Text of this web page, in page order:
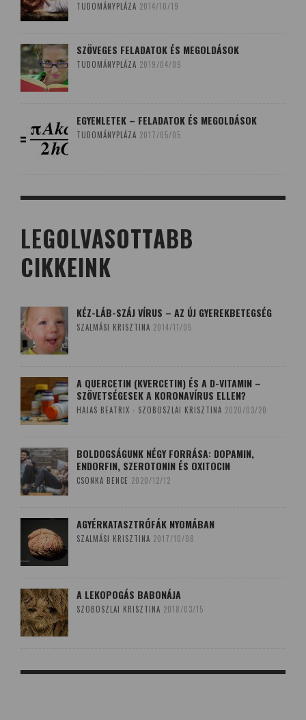
TUDOMÁNYPLÁZA 2014/10/19
SZÖVEGES FELADATOK ÉS MEGOLDÁSOK
TUDOMÁNYPLÁZA 2019/04/09
EGYENLETEK – FELADATOK ÉS MEGOLDÁSOK
TUDOMÁNYPLÁZA 2017/05/05
LEGOLVASOTTABB
CIKKEINK
KÉZ-LÁB-SZÁJ VÍRUS – AZ ÚJ GYEREKBETEGSÉG
SZALMÁSI KRISZTINA 2014/11/05
A QUERCETIN (KVERCETIN) ÉS A D-VITAMIN –
SZÖVETSÉGESEK A KORONAVÍRUS ELLEN?
HAJAS BEATRIX - SZOBOSZLAI KRISZTINA 2020/03/20
BOLDOGSÁGUNK NÉGY FORRÁSA: DOPAMIN,
ENDORFIN, SZEROTONIN ÉS OXITOCIN
CSONKA BENCE 2020/12/12
AGYÉRKATASZTRÓFÁK NYOMÁBAN
SZALMÁSI KRISZTINA 2017/10/08
A LEKOPOGÁS BABONÁJA
SZOBOSZLAI KRISZTINA 2018/03/15